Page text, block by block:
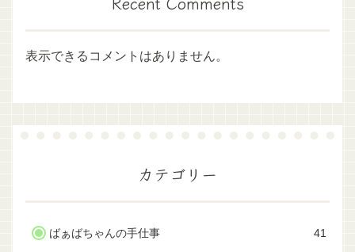
表示できるコメントはありません。
カテゴリー
ばぁばちゃんの手仕事 41